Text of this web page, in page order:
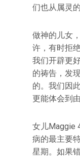
们也从属灵
做神的儿女
许，有时拒
我们开辟更
的祷告，发
的。我们因
更能体会到
女儿Maggie
病的最主要
星期。如果